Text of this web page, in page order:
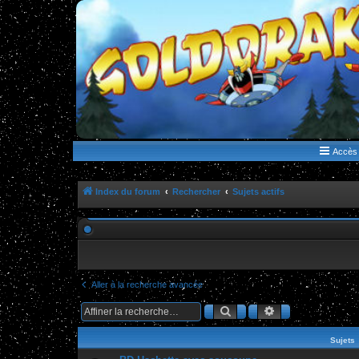
WWW.GOLDORAKGO.COM
le site de la Lune Rouge
Accès
Index du forum Rechercher Sujets actifs
Aller à la recherche avancée
RechercherRecherche
Sujets